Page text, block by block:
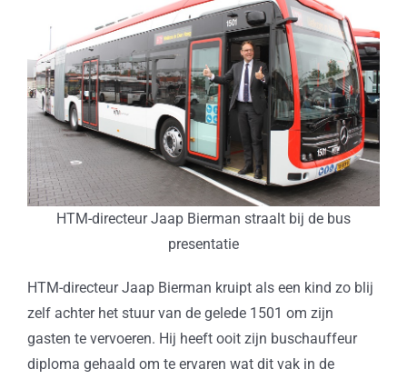
HTM-directeur Jaap Bierman straalt bij de bus
presentatie
HTM-directeur Jaap Bierman kruipt als een kind zo blij
zelf achter het stuur van de gelede 1501 om zijn
gasten te vervoeren. Hij heeft ooit zijn buschauffeur
diploma gehaald om te ervaren wat dit vak in de